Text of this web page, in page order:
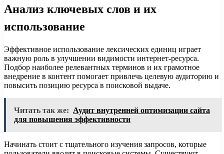
Анализ ключевых слов и их
использование
Эффективное использование лексических единиц играет
важную роль в улучшении видимости интернет-ресурса.
Подбор наиболее релевантных терминов и их грамотное
внедрение в контент помогает привлечь целевую аудиторию и
повысить позицию ресурса в поисковой выдаче.
Читать так же: Аудит внутренней оптимизации сайта
для повышения эффективности
Начинать стоит с тщательного изучения запросов, которые